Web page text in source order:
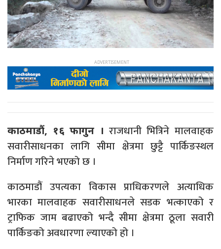
काठमाडौं, १६ फागुन । राजधानी भित्रिने मालवाहक
सवारीसाधनका लागि सीमा क्षेत्रमा छुट्टै पार्किङस्थल
निर्माण गरिने भएको छ ।
काठमाडौं उपत्यका विकास प्राधिकरणले अत्याधिक
भारका मालवाहक सवारीसाधनले सडक भत्काएको र
ट्राफिक जाम बढाएको भन्दै सीमा क्षेत्रमा ठूला सवारी
पार्किङको अवधारणा ल्याएको हो ।